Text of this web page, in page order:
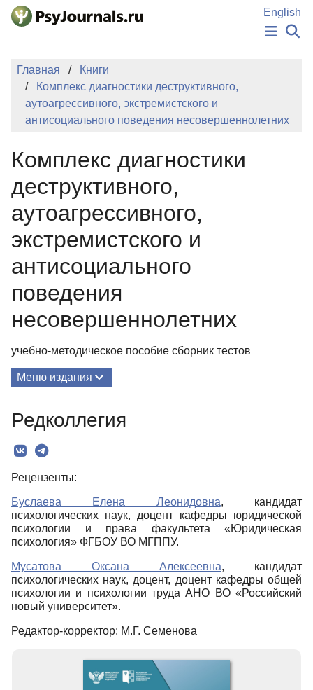
Перейти к основному содержанию
English
АВТОРЫ
ПОДАТЬ РУКОПИСЬ
БАЗА ЗНАНИЙ
Регистрация
Вход
Главная
Книги
Комплекс диагностики деструктивного,
аутоагрессивного, экстремистского и
антисоциального поведения несовершеннолетних
Комплекс диагностики
деструктивного,
аутоагрессивного,
экстремистского и
антисоциального
поведения
несовершеннолетних
учебно-методическое пособие сборник тестов
Меню издания
Редколлегия
Текст
Редколлегия
Рецензенты:
Буслаева Елена Леонидовна, кандидат
психологических наук, доцент кафедры юридической
психологии и права факультета «Юридическая
психология» ФГБОУ ВО МГППУ.
Мусатова Оксана Алексеевна, кандидат
психологических наук, доцент, доцент кафедры общей
психологии и психологии труда АНО ВО «Российский
новый университет».
Редактор-корректор: М.Г. Семенова